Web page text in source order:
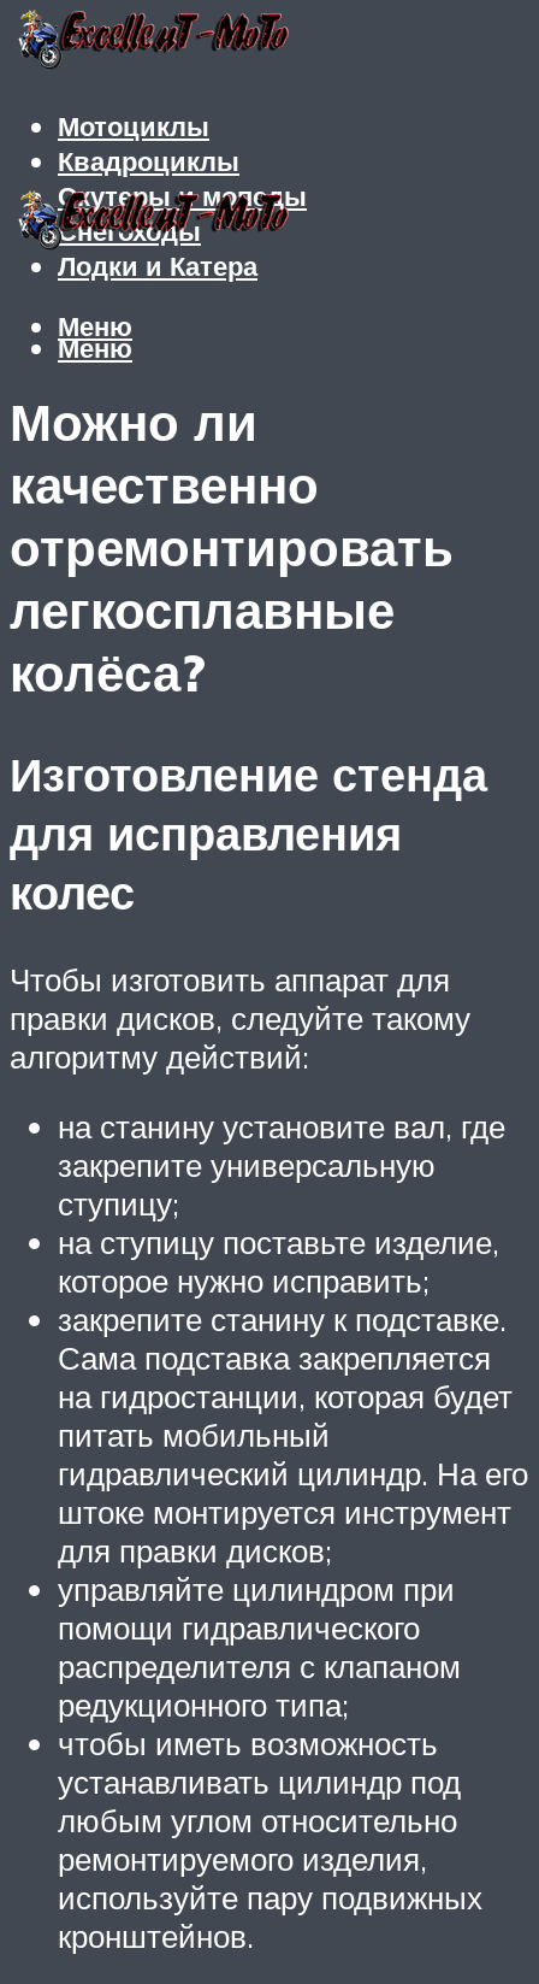
Мотоциклы
Квадроциклы
Скутеры и мопеды
Снегоходы
Лодки и Катера
Меню
Меню
Можно ли
качественно
отремонтировать
легкосплавные
колёса?
Изготовление стенда
для исправления
колес
Чтобы изготовить аппарат для
правки дисков, следуйте такому
алгоритму действий:
на станину установите вал, где
закрепите универсальную
ступицу;
на ступицу поставьте изделие,
которое нужно исправить;
закрепите станину к подставке.
Сама подставка закрепляется
на гидростанции, которая будет
питать мобильный
гидравлический цилиндр. На его
штоке монтируется инструмент
для правки дисков;
управляйте цилиндром при
помощи гидравлического
распределителя с клапаном
редукционного типа;
чтобы иметь возможность
устанавливать цилиндр под
любым углом относительно
ремонтируемого изделия,
используйте пару подвижных
кронштейнов.